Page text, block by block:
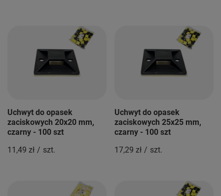
Uchwyt do opasek
zaciskowych 20x20 mm,
czarny - 100 szt
11,49 zł / szt.
Uchwyt do opasek
zaciskowych 25x25 mm,
czarny - 100 szt
17,29 zł / szt.